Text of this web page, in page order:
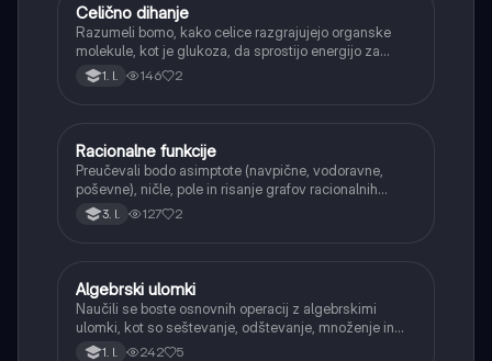
Biologija
Celično dihanje
Razumeli bomo, kako celice razgrajujejo organske
molekule, kot je glukoza, da sprostijo energijo za
svoje delovanje.
1. l. 146 2
Matematika
Racionalne funkcije
Preučevali bodo asimptote (navpične, vodoravne,
poševne), ničle, pole in risanje grafov racionalnih
funkcij.
3. l. 127 2
Matematika
Algebrski ulomki
Naučili se boste osnovnih operacij z algebrskimi
ulomki, kot so seštevanje, odštevanje, množenje in
deljenje.
1. l. 242 5